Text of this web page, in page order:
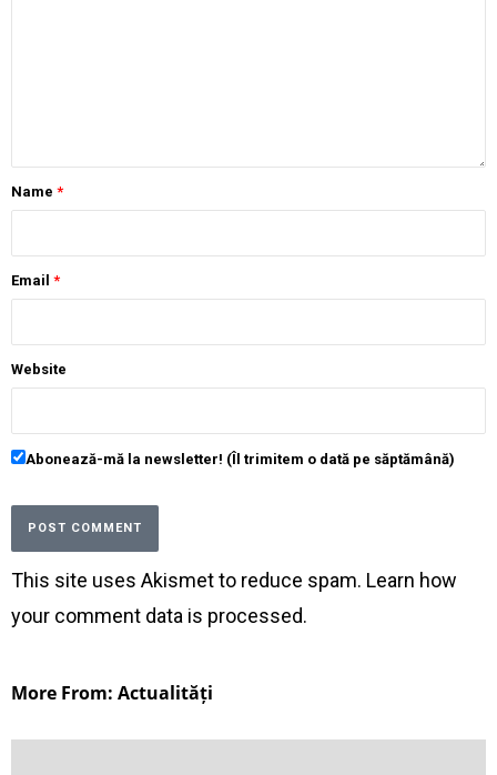
Name *
Email *
Website
Abonează-mă la newsletter! (Îl trimitem o dată pe săptămână)
This site uses Akismet to reduce spam. Learn how
your comment data is processed.
More From: Actualități